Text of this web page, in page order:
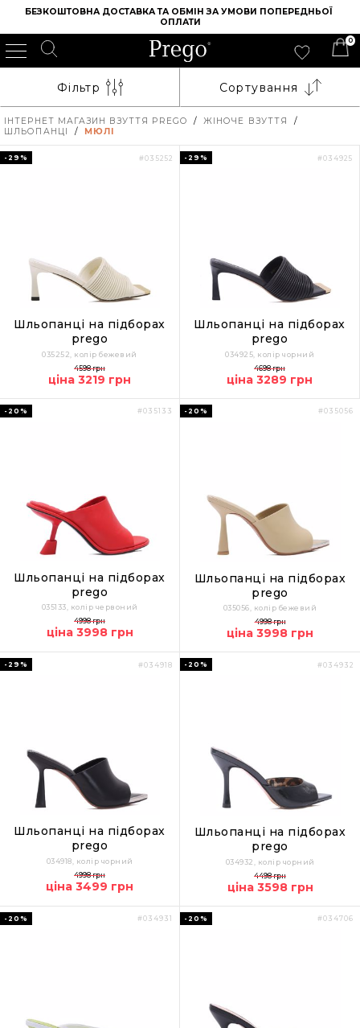
БЕЗКОШТОВНА ДОСТАВКА ТА ОБМІН ЗА УМОВИ ПОПЕРЕДНЬОЇ
ОПЛАТИ
0
Фільтр Сортування
ІНТЕРНЕТ МАГАЗИН ВЗУТТЯ PREGO / ЖІНОЧЕ ВЗУТТЯ
/
ШЛЬОПАНЦІ
/ МЮЛІ
#035252
-29%
Шльопанці на підборах
prego
035252, колір бежевий
4598 грн
ціна 3219 грн
#034925
-29%
Шльопанці на підборах
prego
034925, колір чорний
4698 грн
ціна 3289 грн
#035133
-20%
Шльопанці на підборах
prego
035133, колір червоний
4998 грн
ціна 3998 грн
#035056
-20%
Шльопанці на підборах
prego
035056, колір бежевий
4998 грн
ціна 3998 грн
#034918
-29%
Шльопанці на підборах
prego
034918, колір чорний
4998 грн
ціна 3499 грн
#034932
-20%
Шльопанці на підборах
prego
034932, колір чорний
4498 грн
ціна 3598 грн
#034931
-20% #034706
-20%